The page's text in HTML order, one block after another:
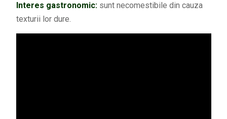
Interes gastronomic: sunt necomestibile din cauza
texturii lor dure.